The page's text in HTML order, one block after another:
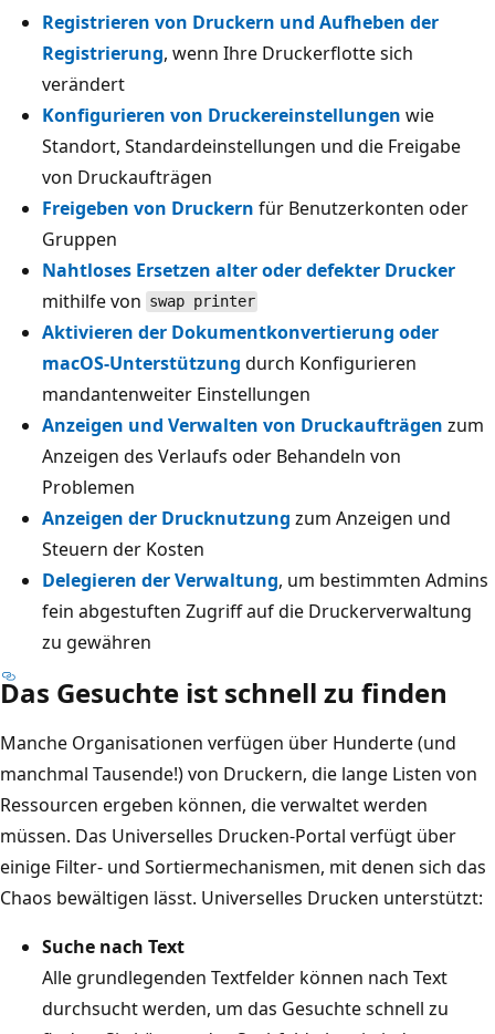
Registrieren von Druckern und Aufheben der
Registrierung, wenn Ihre Druckerflotte sich
verändert
Konfigurieren von Druckereinstellungen wie
Standort, Standardeinstellungen und die Freigabe
von Druckaufträgen
Freigeben von Druckern für Benutzerkonten oder
Gruppen
Nahtloses Ersetzen alter oder defekter Drucker
mithilfe von swap printer
Aktivieren der Dokumentkonvertierung oder
macOS-Unterstützung durch Konfigurieren
mandantenweiter Einstellungen
Anzeigen und Verwalten von Druckaufträgen zum
Anzeigen des Verlaufs oder Behandeln von
Problemen
Anzeigen der Drucknutzung zum Anzeigen und
Steuern der Kosten
Delegieren der Verwaltung, um bestimmten Admins
fein abgestuften Zugriff auf die Druckerverwaltung
zu gewähren
Das Gesuchte ist schnell zu finden
Manche Organisationen verfügen über Hunderte (und
manchmal Tausende!) von Druckern, die lange Listen von
Ressourcen ergeben können, die verwaltet werden
müssen. Das Universelles Drucken-Portal verfügt über
einige Filter- und Sortiermechanismen, mit denen sich das
Chaos bewältigen lässt. Universelles Drucken unterstützt:
Suche nach Text
Alle grundlegenden Textfelder können nach Text
durchsucht werden, um das Gesuchte schnell zu